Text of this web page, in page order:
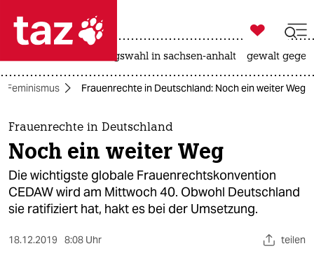
 taz zahl ich
taz zahl ich
themen
politik
öko

taz zahl ich
landtagswahl in sachsen-anhalt gewalt
Feminismus Frauenrechte in Deutschland: Noch ein weiter Weg
Frauenrechte in Deutschland
Noch ein weiter Weg
Die wichtigste globale Frauenrechtskonvention
CEDAW wird am Mittwoch 40. Obwohl Deutschland
sie ratifiziert hat, hakt es bei der Umsetzung.
18.12.2019 8:08 Uhr teilen